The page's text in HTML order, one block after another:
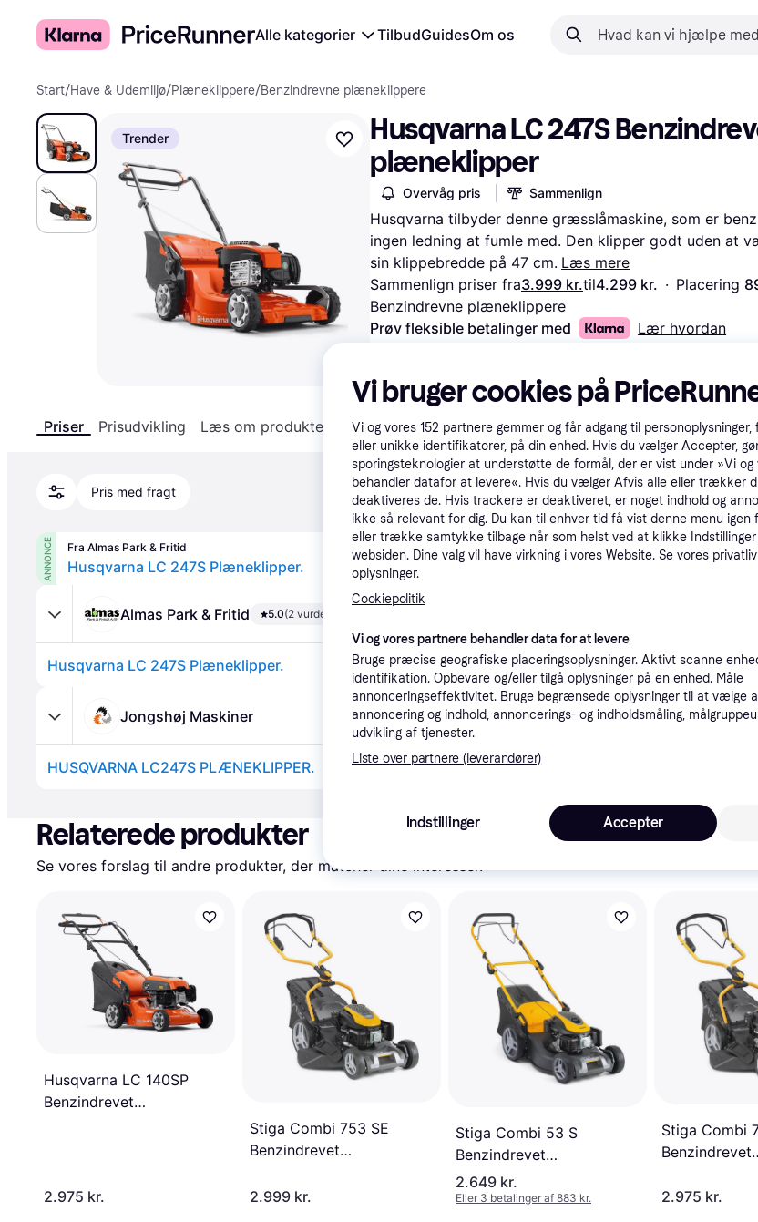
Alle kategorier TilbudGuidesOm os
Start/Have & Udemiljø/Plæneklippere/Benzindrevne plæneklippere
Trender
Husqvarna LC 247S
plæneklipper
Overvåg pris Sammenlign
Husqvarna tilbyder denne græsslåmaskine, som er
ingen ledning at fumle med. Den klipper godt uden at
sin klippebredde på 47 cm. Læs mere
Sammenlign priser fra3.999 kr.til4.299 kr. · Placering
Benzindrevne plæneklippere
Prøv fleksible betalinger med
Lær hvordan
Priser Prisudvikling Læs om produktet Specifikationer
Pris med fragt
ANNONCE Fra Almas Park & Fritid
Husqvarna LC 247S Plæneklipper. 499 kr. fragt,1-2
Almas Park & Fritid 5.0(2 vurderinger)
Husqvarna LC 247S Plæneklipper. Laveste pris ·499 kr. fragt, 1-2
Jongshøj Maskiner
HUSQVARNA LC247S PLÆNEKLIPPER.
Relaterede produkter
Se vores forslag til andre produkter, der matcher dine interesser.
Husqvarna LC 140SP
Benzindrevet
2.975 kr.
Stiga Combi 753 SE
Benzindrevet
2.999 kr.
Stiga Combi 53 S
Benzindrevet
plæneklipper
2.649 kr.
Eller 3 betalinger af 883 kr.
Stiga Combi
Benzindrevet
2.975 kr.
Vi bruger cookies på
Vi og vores 152 partnere gemmer og får adgang til personoplysninger,
eller unikke identifikatorer, på din enhed. Hvis du vælger Accepter,
sporingsteknologier at understøtte de formål, der er vist under »Vi
behandler datafor at levere«. Hvis du vælger Afvis alle eller trækker
deaktiveres de. Hvis trackere er deaktiveret, er noget indhold og
ikke så relevant for dig. Du kan til enhver tid få vist denne menu
eller trække samtykke tilbage når som helst ved at klikke
websiden. Dine valg vil have virkning i vores Website. Se vores
oplysninger.
Cookiepolitik
Vi og vores partnere behandler data for at levere
Bruge præcise geografiske placeringsoplysninger. Aktivt scanne
identifikation. Opbevare og/eller tilgå oplysninger på en enhed. Måle
annonceringseffektivitet. Bruge begrænsede oplysninger til at vælge
annoncering og indhold, annoncerings- og indholdsmåling,
udvikling af tjenester.
Liste over partnere (leverandører)
Indstillinger Accepter